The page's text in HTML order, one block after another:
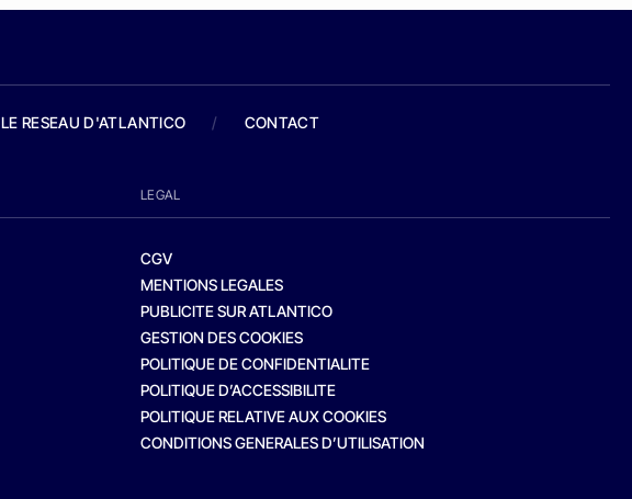
LE RESEAU D'ATLANTICO / CONTACT
LEGAL
CGV
MENTIONS LEGALES
PUBLICITE SUR ATLANTICO
GESTION DES COOKIES
POLITIQUE DE CONFIDENTIALITE
POLITIQUE D’ACCESSIBILITE
POLITIQUE RELATIVE AUX COOKIES
CONDITIONS GENERALES D’UTILISATION